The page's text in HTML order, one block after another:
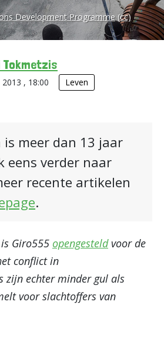
Development Programme (cc)
, 18:00 Leven
is meer dan 13 jaar
eens verder naar
recente artikelen
.
Giro555 opengesteldvoor de
conflict in
zijn echter minder gul als
voor slachtoffers van